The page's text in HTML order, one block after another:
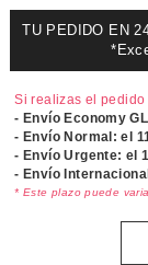
TU PEDIDO EN
Si realizas el
- Envío Economy
- Envío Normal: el
- Envío Urgente: el
- Envío
* Este plazo puede